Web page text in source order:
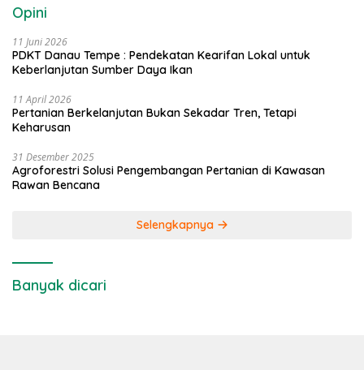
Opini
11 Juni 2026
PDKT Danau Tempe : Pendekatan Kearifan Lokal untuk
Keberlanjutan Sumber Daya Ikan
11 April 2026
Pertanian Berkelanjutan Bukan Sekadar Tren, Tetapi
Keharusan
31 Desember 2025
Agroforestri Solusi Pengembangan Pertanian di Kawasan
Rawan Bencana
Selengkapnya
Banyak dicari